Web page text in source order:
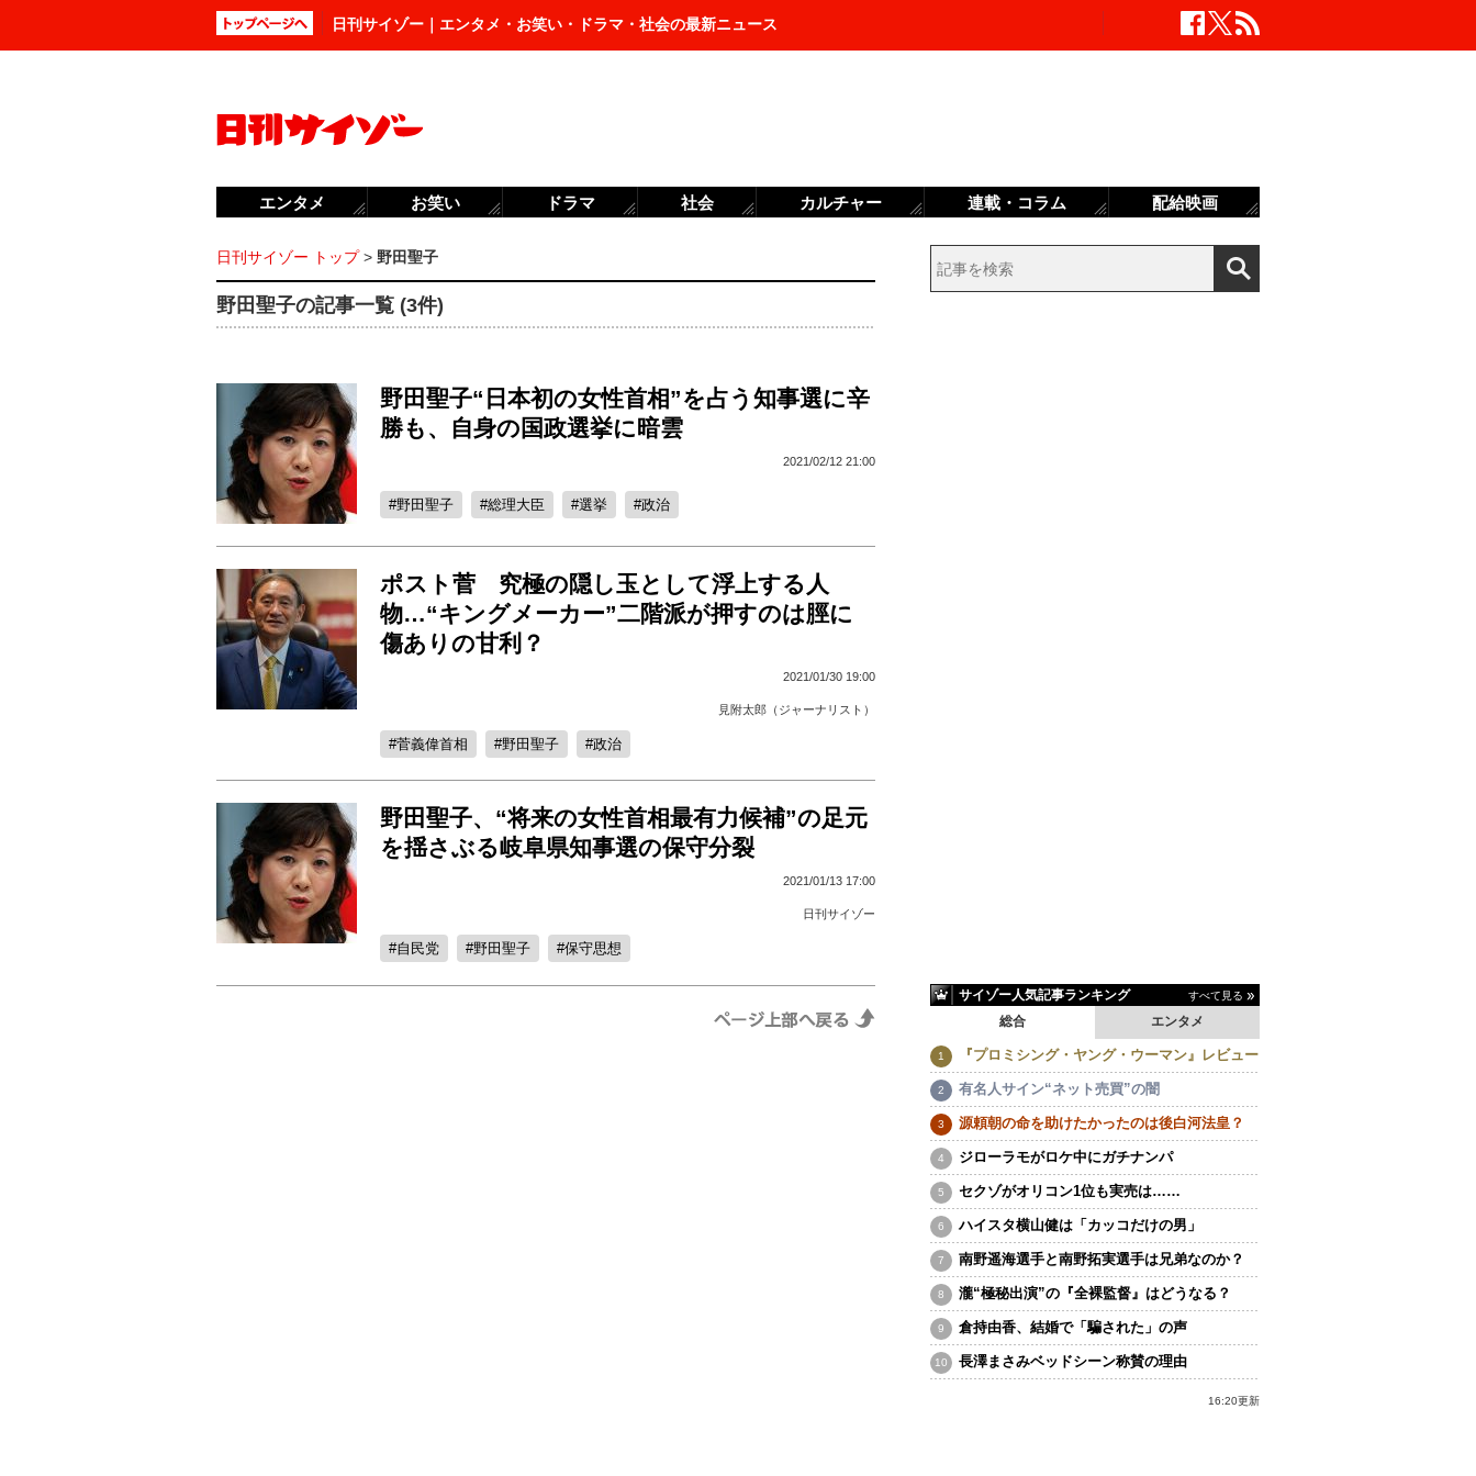
日刊サイゾー｜エンタメ・お笑い・ドラマ・社会の最新ニュース
日刊サイゾー トップ> 野田聖子
野田聖子の記事一覧 (3件)
野田聖子“日本初の女性首相”を占う知事選に辛
勝も、自身の国政選挙に暗雲
2021/02/12 21:00
野田聖子 総理大臣 選挙 政治
ポスト菅 究極の隠し玉として浮上する人
物…“キングメーカー”二階派が押すのは脛に
傷ありの甘利？
2021/01/30 19:00
見附太郎（ジャーナリスト）
菅義偉首相 野田聖子 政治
野田聖子、“将来の女性首相最有力候補”の足元
を揺さぶる岐阜県知事選の保守分裂
2021/01/13 17:00
日刊サイゾー
自民党 野田聖子 保守思想
サイゾー人気記事ランキング すべて見る
エンタメ
総合
『プロミシング・ヤング・ウーマン』レビュー
有名人サイン“ネット売買”の闇
源頼朝の命を助けたかったのは後白河法皇？
ジローラモがロケ中にガチナンパ
セクゾがオリコン1位も実売は……
ハイスタ横山健は「カッコだけの男」
南野遥海選手と南野拓実選手は兄弟なのか？
瀧“極秘出演”の『全裸監督』はどうなる？
倉持由香、結婚で「騙された」の声
長澤まさみベッドシーン称賛の理由
16:20更新
エンタメ お笑い ドラマ 社会 カルチャー 連載・コラム 配給映画